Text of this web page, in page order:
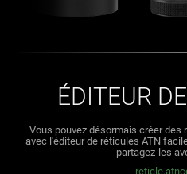
ÉDITEUR
Vous pouvez désormais créer
avec l'éditeur de réticules ATN
partagez-les